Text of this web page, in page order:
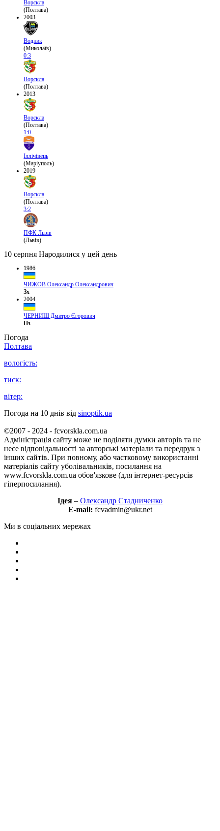
Ворскла
(Полтава)
2003
Водник
(Миколаїв)
0:3
Ворскла
(Полтава)
2013
Ворскла
(Полтава)
1:0
Іллічівець
(Маріуполь)
2019
Ворскла
(Полтава)
3:2
ПФК Львів
(Львів)
10 серпня Народилися у цей день
1986
ЧИЖОВ Олександр Олександрович
Зх
2004
ЧЕРНИШ Дмитро Єгорович
Пз
Погода
Полтава
вологість:
тиск:
вітер:
Погода на 10 днів від sinoptik.ua
©2007 - 2024 - fcvorskla.com.ua
Адміністрація сайту може не поділяти думки авторів та не
несе відповідальності за авторські матеріали та передрук з
інших сайтів. При повному, або частковому використанні
матеріалів сайту уболівальників, посилання на
www.fcvorskla.com.ua обов'язкове (для інтернет-ресурсів
гіперпосилання).
Ідея – Олександр Стадниченко
E-mail: fcvadmin@ukr.net
Ми в соціальних мережах